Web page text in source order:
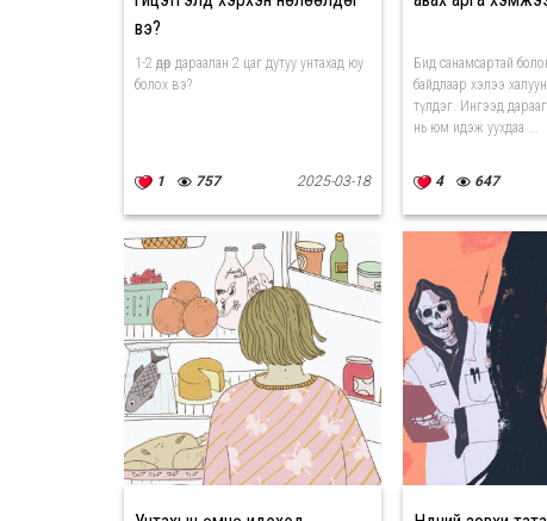
вэ?
1-2 өдөр дараалан 2 цаг дутуу унтахад юу
болох вэ?
1 757 2025-03-18
Бид санамсартай
байдлаар хэлээ
түлдэг. Ингээд
нь юм идэж уухдаа ...
4 647